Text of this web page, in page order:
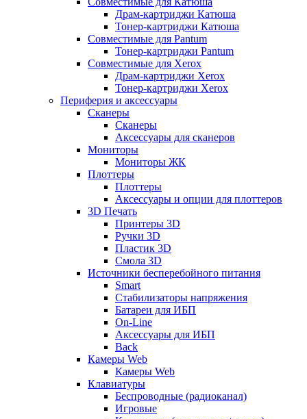
Драм-картриджи Катюша
Тонер-картриджи Катюша
Совместимые для Pantum
Тонер-картриджи Pantum
Совместимые для Xerox
Драм-картриджи Xerox
Тонер-картриджи Xerox
Периферия и аксессуары
Сканеры
Сканеры
Аксессуары для сканеров
Мониторы
Мониторы ЖК
Плоттеры
Плоттеры
Аксессуары и опции для плоттеров
3D Печать
Принтеры 3D
Ручки 3D
Пластик 3D
Смола 3D
Источники бесперебойного питания
Smart
Стабилизаторы напряжения
Батареи для ИБП
On-Line
Аксессуары для ИБП
Back
Камеры Web
Камеры Web
Клавиатуры
Беспроводные (радиоканал)
Игровые